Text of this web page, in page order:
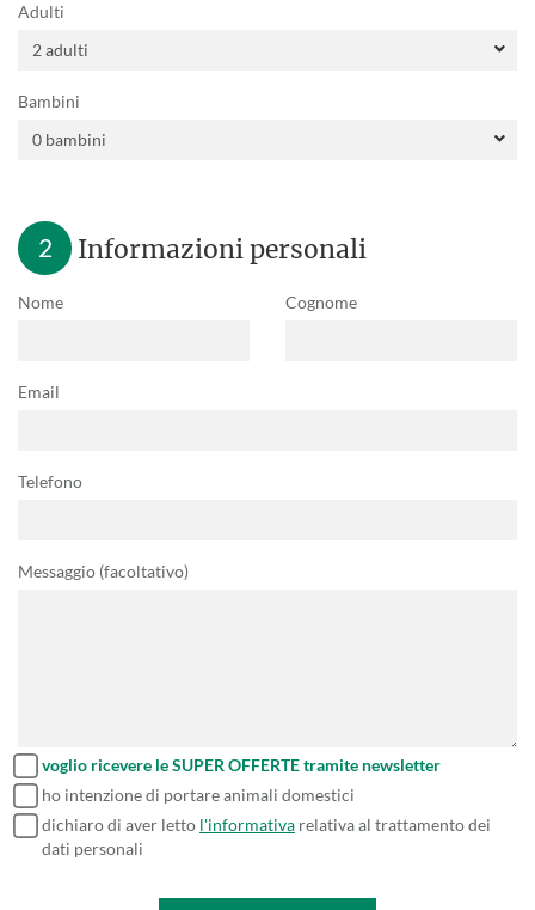
Adulti
Bambini
2 Informazioni personali
Nome Cognome
Email
Telefono
Messaggio (facoltativo)
voglio ricevere le SUPER OFFERTE tramite newsletter
ho intenzione di portare animali domestici
dichiaro di aver letto l'informativa relativa al trattamento dei
dati personali